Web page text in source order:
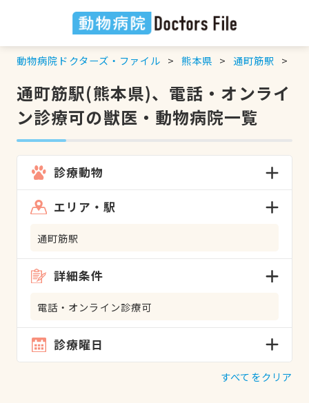
動物病院ドクターズ・ファイル 熊本県 通町筋駅
通町筋駅(熊本県)、電話・オンライ
ン診療可の獣医・動物病院一覧
診療動物
エリア・駅
通町筋駅
詳細条件
電話・オンライン診療可
診療曜日
すべてをクリア